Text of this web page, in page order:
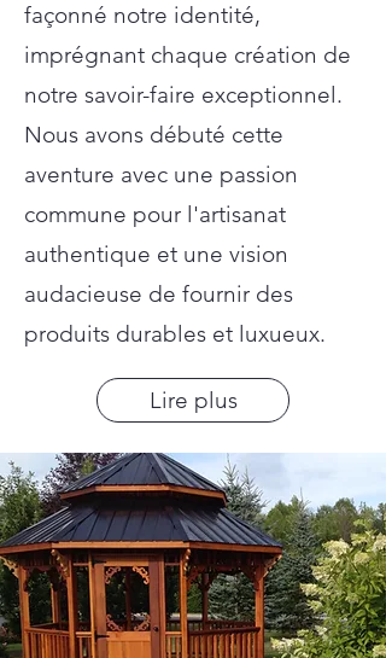
façonné notre identité,
imprégnant chaque création de
notre savoir-faire exceptionnel.
Nous avons débuté cette
aventure avec une passion
commune pour l'artisanat
authentique et une vision
audacieuse de fournir des
produits durables et luxueux.
Lire plus